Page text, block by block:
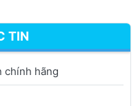
TIN
chính hãng